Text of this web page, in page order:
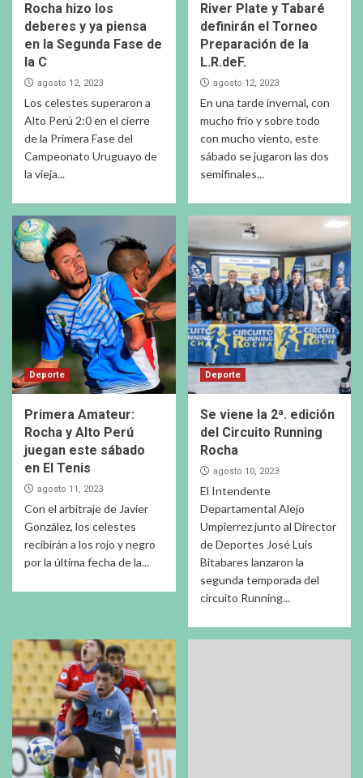
Rocha hizo los
deberes y ya piensa
en la Segunda Fase de
la C
agosto 12, 2023
Los celestes superaron a
Alto Perú 2:0 en el cierre
de la Primera Fase del
Campeonato Uruguayo de
la vieja...
River Plate y Tabaré
definirán el Torneo
Preparación de la
L.R.deF.
agosto 12, 2023
En una tarde invernal, con
mucho frío y sobre todo
con mucho viento, este
sábado se jugaron las dos
semifinales...
Deporte
Primera Amateur:
Rocha y Alto Perú
juegan este sábado
en El Tenis
agosto 11, 2023
Con el arbitraje de Javier
González, los celestes
recibirán a los rojo y negro
por la última fecha de la...
Deporte
Se viene la 2ª. edición
del Circuito Running
Rocha
agosto 10, 2023
El Intendente
Departamental Alejo
Umpierrez junto al Director
de Deportes José Luis
Bitabares lanzaron la
segunda temporada del
circuito Running...